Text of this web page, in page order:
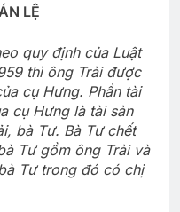
LỆ
quy định của Luật
thì ông Trải được
cụ Hưng. Phần tài
cụ Hưng là tài sản
bà Tư. Bà Tư chết
Tư gồm ông Trải và
Tư trong đó có chị